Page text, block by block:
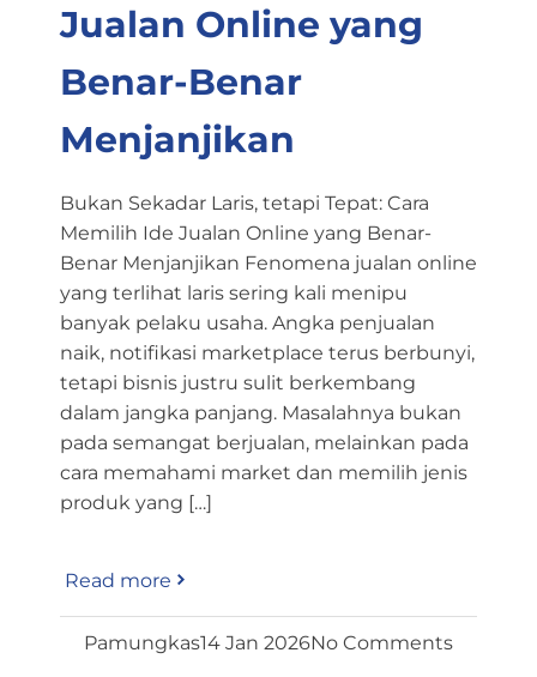
Jualan Online yang
Benar-Benar
Menjanjikan
Bukan Sekadar Laris, tetapi Tepat: Cara
Memilih Ide Jualan Online yang Benar-
Benar Menjanjikan Fenomena jualan online
yang terlihat laris sering kali menipu
banyak pelaku usaha. Angka penjualan
naik, notifikasi marketplace terus berbunyi,
tetapi bisnis justru sulit berkembang
dalam jangka panjang. Masalahnya bukan
pada semangat berjualan, melainkan pada
cara memahami market dan memilih jenis
produk yang […]
Read more
Pamungkas14 Jan 2026No Comments